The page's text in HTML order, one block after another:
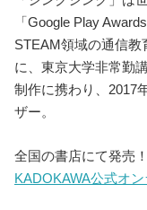
「Google Play
STEAM領域の通信
に、東京大学非常勤
制作に携わり、2017
ザー。
全国の書店にて発売！
KADOKAWA公式オ